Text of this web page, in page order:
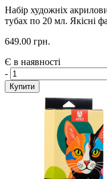
Набір художніх
тубах по 20 мл. Якісні
649.00 грн.
Є в наявності
-
Купити